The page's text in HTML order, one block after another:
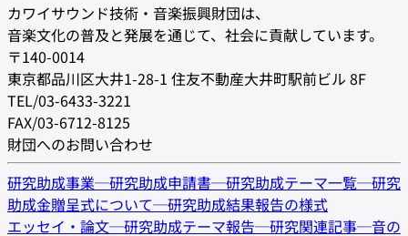
カワイサウンド技術・音楽振興財団は、
音楽文化の普及と発展を通じて、社会に貢献しています。
〒140-0014
東京都品川区大井1-28-1 住友不動産大井町駅前ビル 8F
TEL/03-6433-3221
FAX/03-6712-8125
財団へのお問い合わせ
研究助成事業─研究助成申請書─研究助成テーマ一覧─研究
助成金贈呈式について─研究助成結果報告の様式
エッセイ・論文─研究助成テーマ報告─研究関連記事─音の